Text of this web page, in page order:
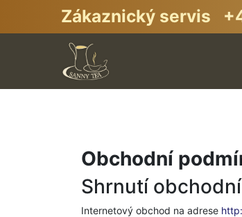
Zákaznický servis
Obchodní
Shrnutí
Internetový obchod na adrese